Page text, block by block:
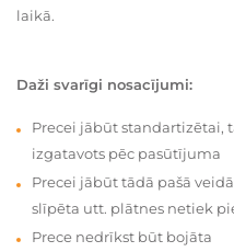
laikā.
Daži svarīgi nosacījumi:
Precei jābūt standartizētai,
izgatavots pēc pasūtījuma
Precei jābūt tādā pašā
slīpēta utt. plātnes netiek
Prece nedrīkst būt bojāta